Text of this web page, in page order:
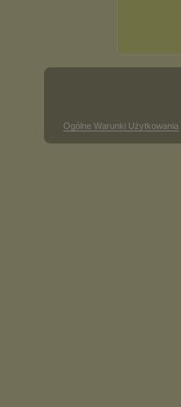
Ogólne Warunki Użytkowania